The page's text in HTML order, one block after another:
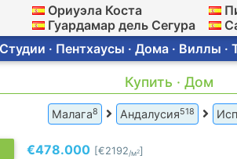
Ориуэла Коста
Гуардамар дель Сегура
· Пентхаусы · Дома · Виллы ·
Купить · Дом
Малага8 Андалусия518
€478.000 [€2192/м2]